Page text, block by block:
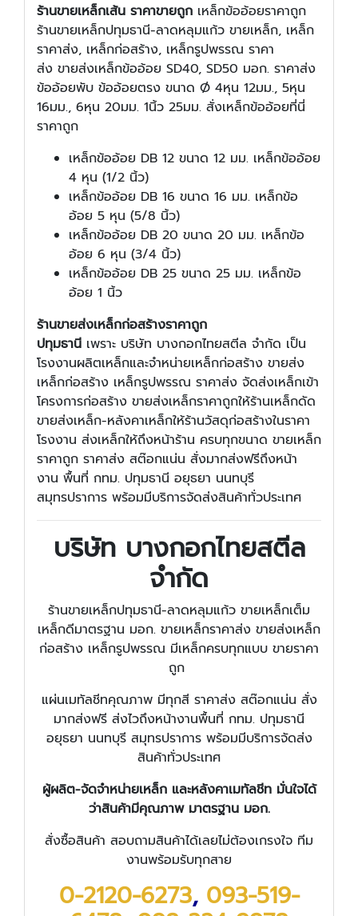
ร้านขายเหล็กเส้น ราคาขายถูก เหล็กข้ออ้อยราคาถูก
ร้านขายเหล็กปทุมธานี-ลาดหลุมแก้ว ขายเหล็ก, เหล็ก
ราคาส่ง, เหล็กก่อสร้าง, เหล็กรูปพรรณ ราคา
ส่ง ขายส่งเหล็กข้ออ้อย SD40, SD50 มอก. ราคาส่ง
ข้ออ้อยพับ ข้ออ้อยตรง ขนาด Ø 4หุน 12มม., 5หุน
16มม., 6หุน 20มม. 1นิ้ว 25มม. สั่งเหล็กข้ออ้อยที่นี่
ราคาถูก
เหล็กข้ออ้อย DB 12 ขนาด 12 มม. เหล็กข้ออ้อย
4 หุน (1/2 นิ้ว)
เหล็กข้ออ้อย DB 16 ขนาด 16 มม. เหล็กข้อ
อ้อย 5 หุน (5/8 นิ้ว)
เหล็กข้ออ้อย DB 20 ขนาด 20 มม. เหล็กข้อ
อ้อย 6 หุน (3/4 นิ้ว)
เหล็กข้ออ้อย DB 25 ขนาด 25 มม. เหล็กข้อ
อ้อย 1 นิ้ว
ร้านขายส่งเหล็กก่อสร้างราคาถูก
ปทุมธานี เพราะ บริษัท บางกอกไทยสตีล จำกัด เป็น
โรงงานผลิตเหล็กและจำหน่ายเหล็กก่อสร้าง ขายส่ง
เหล็กก่อสร้าง เหล็กรูปพรรณ ราคาส่ง จัดส่งเหล็กเข้า
โครงการก่อสร้าง ขายส่งเหล็กราคาถูกให้ร้านเหล็กดัด
ขายส่งเหล็ก-หลังคาเหล็กให้ร้านวัสดุก่อสร้างในราคา
โรงงาน ส่งเหล็กให้ถึงหน้าร้าน ครบทุกขนาด ขายเหล็ก
ราคาถูก ราคาส่ง สต๊อกแน่น สั่งมากส่งฟรีถึงหน้า
งาน พื้นที่ กทม. ปทุมธานี อยุธยา นนทบุรี
สมุทรปราการ พร้อมมีบริการจัดส่งสินค้าทั่วประเทศ
บริษัท บางกอกไทยสตีล
จำกัด
ร้านขายเหล็กปทุมธานี-ลาดหลุมแก้ว ขายเหล็กเต็ม
เหล็กดีมาตรฐาน มอก. ขายเหล็กราคาส่ง ขายส่งเหล็ก
ก่อสร้าง เหล็กรูปพรรณ มีเหล็กครบทุกแบบ ขายราคา
ถูก
แผ่นเมทัลชีทคุณภาพ มีทุกสี ราคาส่ง สต๊อกแน่น สั่ง
มากส่งฟรี ส่งไวถึงหน้างานพื้นที่ กทม. ปทุมธานี
อยุธยา นนทบุรี สมุทรปราการ พร้อมมีบริการจัดส่ง
สินค้าทั่วประเทศ
ผู้ผลิต-จัดจำหน่ายเหล็ก และหลังคาเมทัลชีท มั่นใจได้
ว่าสินค้ามีคุณภาพ มาตรฐาน มอก.
สั่งซื้อสินค้า สอบถามสินค้าได้เลยไม่ต้องเกรงใจ ทีม
งานพร้อมรับทุกสาย
0-2120-6273, 093-519-